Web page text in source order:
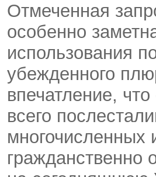
Отмеченная
особенно
использования
убежденного
впечатление,
всего
многочисленных
гражданственно